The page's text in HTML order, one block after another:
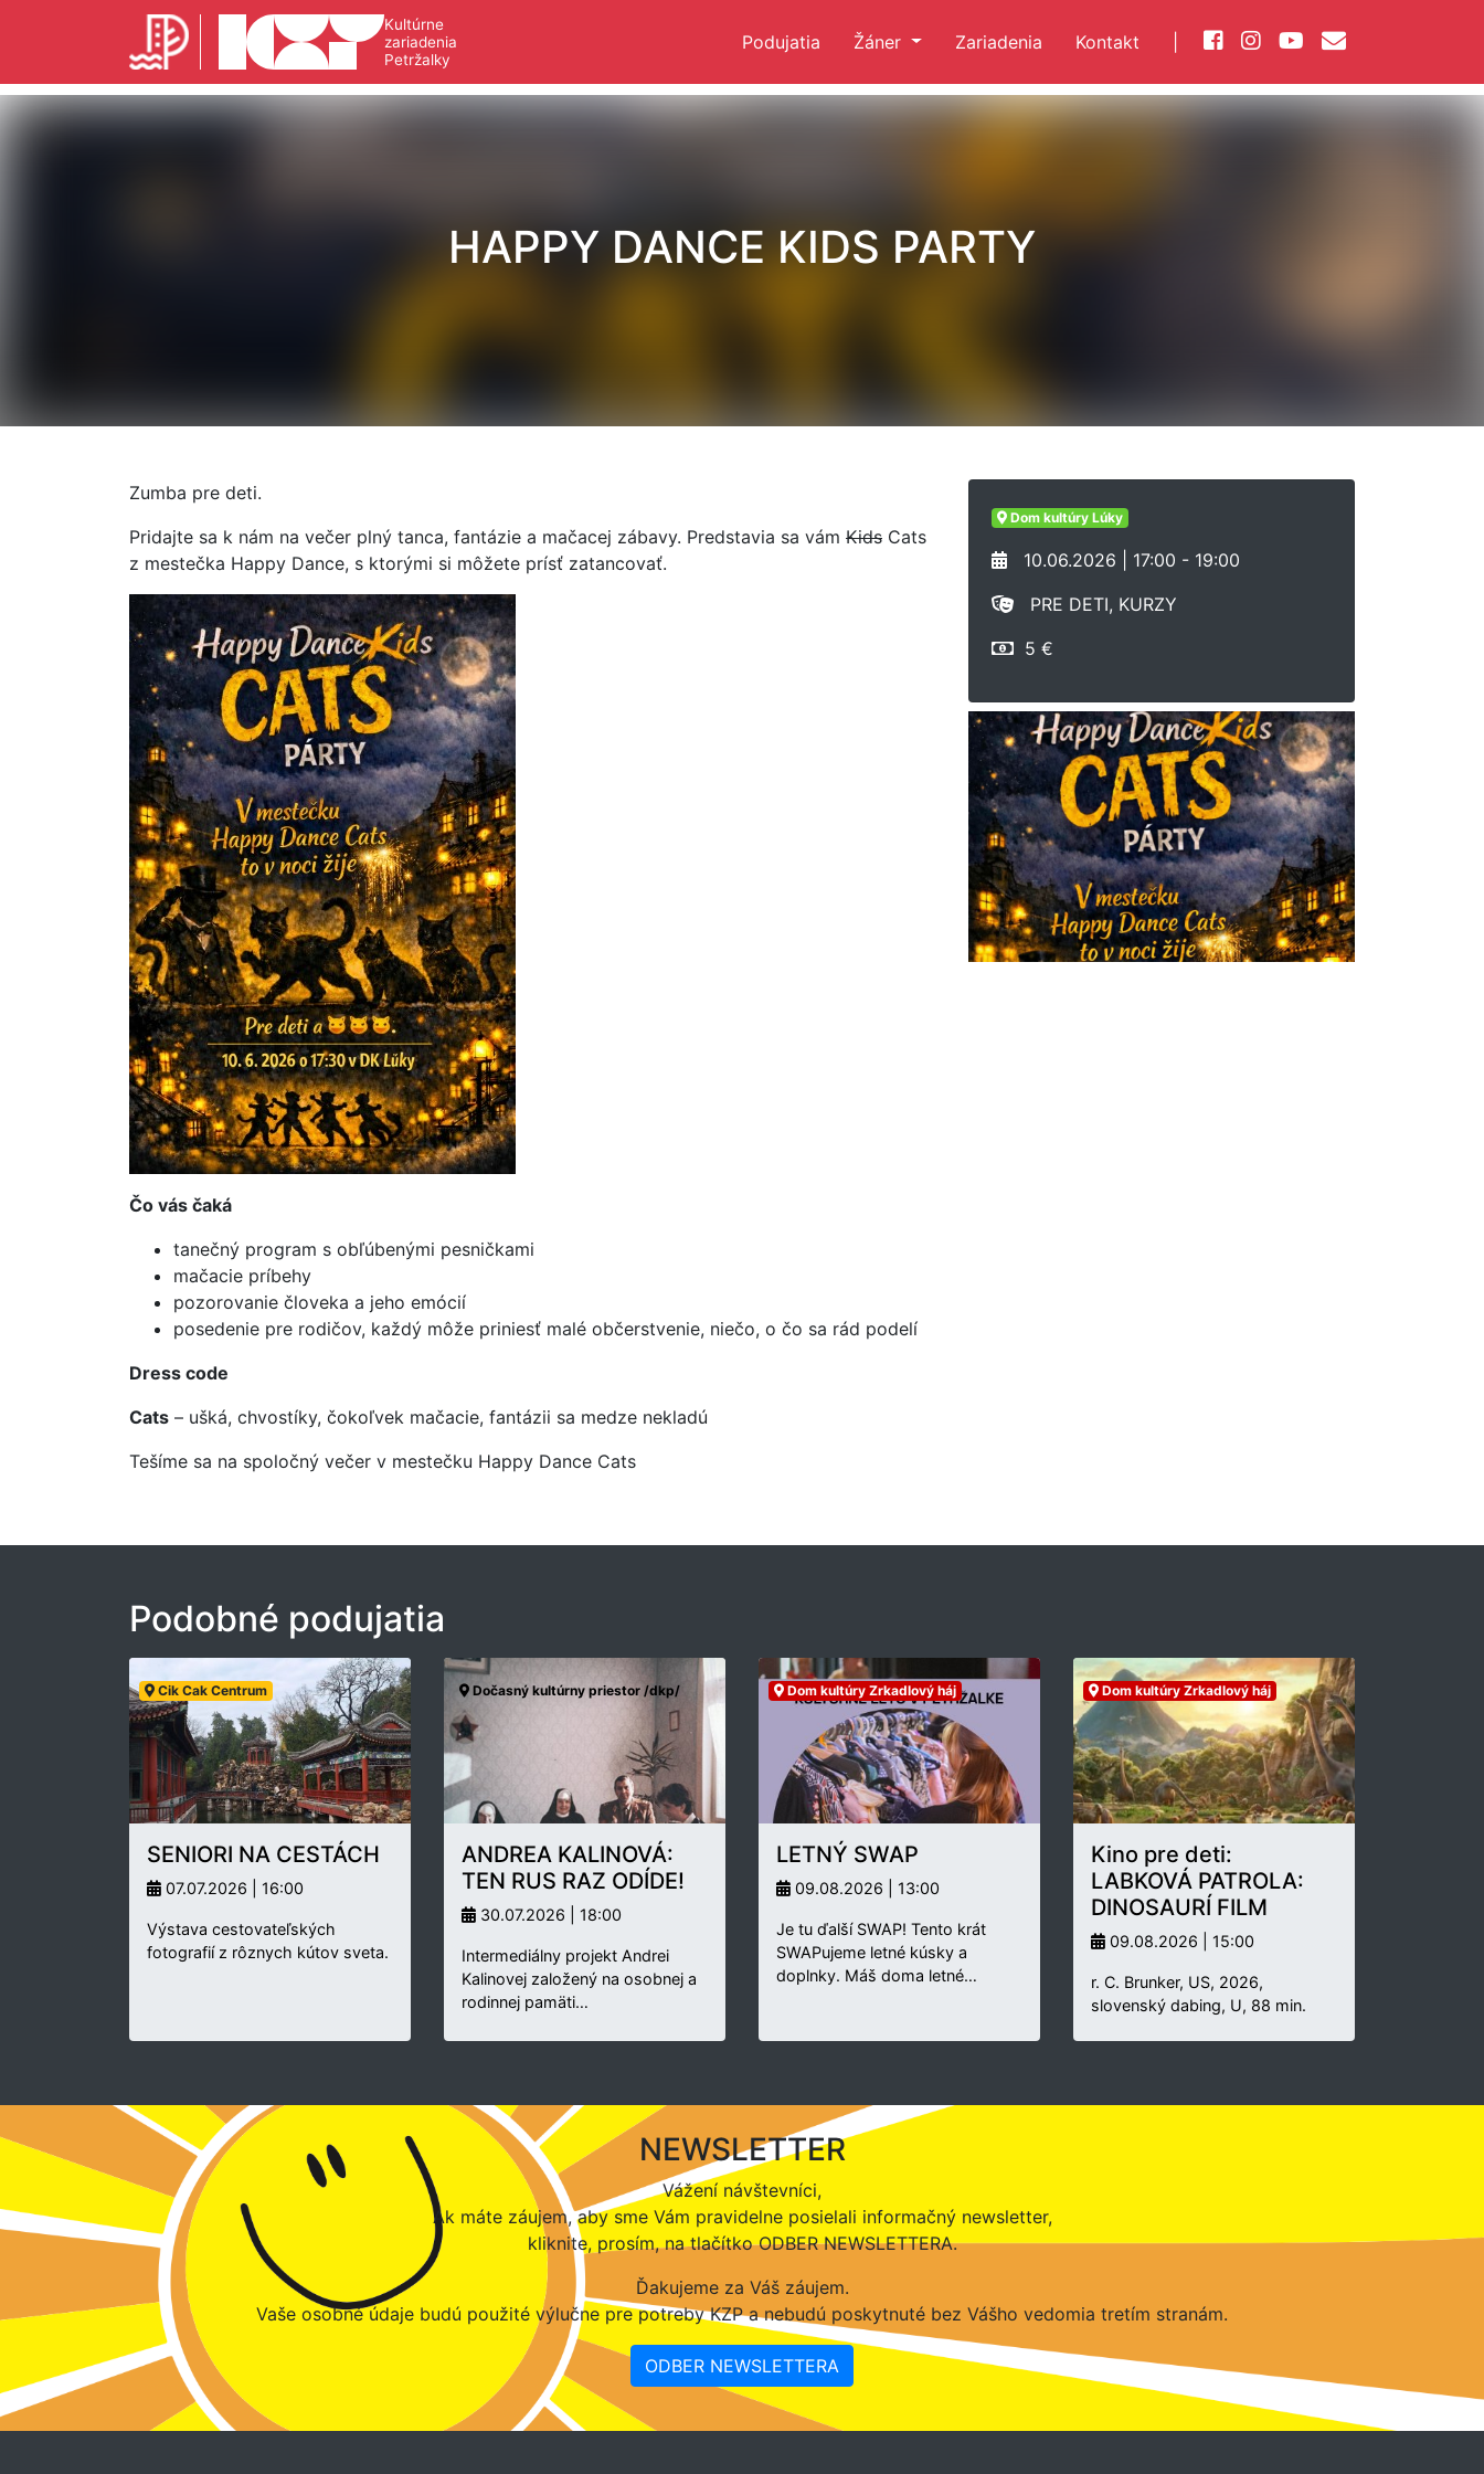
Kultúrne
zariadenia
Petržalky
Podujatia Žáner Zariadenia Kontakt
HAPPY DANCE KIDS PARTY
Zumba pre deti.
Pridajte sa k nám na večer plný tanca, fantázie a mačacej zábavy. Predstavia sa vám Kids Cats
z mestečka Happy Dance, s ktorými si môžete prísť zatancovať.
Čo vás čaká
tanečný program s obľúbenými pesničkami
mačacie príbehy
pozorovanie človeka a jeho emócií
posedenie pre rodičov, každý môže priniesť malé občerstvenie, niečo, o čo sa rád podelí
Dress code
Cats – ušká, chvostíky, čokoľvek mačacie, fantázii sa medze nekladú
Tešíme sa na spoločný večer v mestečku Happy Dance Cats
Dom kultúry Lúky
10.06.2026 | 17:00 - 19:00
PRE DETI, KURZY
5 €
Podobné podujatia
Cik Cak Centrum
SENIORI NA CESTÁCH
07.07.2026 | 16:00
Výstava cestovateľských
fotografií z rôznych kútov sveta.
Dočasný kultúrny priestor /dkp/
ANDREA KALINOVÁ:
TEN RUS RAZ ODÍDE!
30.07.2026 | 18:00
Intermediálny projekt Andrei
Kalinovej založený na osobnej a
rodinnej pamäti…
Dom kultúry Zrkadlový háj
LETNÝ SWAP
09.08.2026 | 13:00
Je tu ďalší SWAP! Tento krát
SWAPujeme letné kúsky a
doplnky. Máš doma letné…
Dom kultúry Zrkadlový háj
Kino pre deti:
LABKOVÁ PATROLA:
DINOSAURÍ FILM
09.08.2026 | 15:00
r. C. Brunker, US, 2026,
slovenský dabing, U, 88 min.
NEWSLETTER
Vážení návštevníci,
Ak máte záujem, aby sme Vám pravidelne posielali informačný newsletter,
kliknite, prosím, na tlačítko ODBER NEWSLETTERA.
Ďakujeme za Váš záujem.
Vaše osobné údaje budú použité výlučne pre potreby KZP a nebudú poskytnuté bez Vášho vedomia tretím stranám.
ODBER NEWSLETTERA